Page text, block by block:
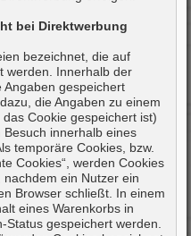
bei Direktwerbung
bezeichnet, die auf
werden. Innerhalb der
Angaben gespeichert
die Angaben zu einem
Cookie gespeichert ist)
innerhalb eines
temporäre Cookies, bzw.
Cookies“, werden Cookies
ein Nutzer ein
Browser schließt. In einem
eines Warenkorbs in
gespeichert werden.